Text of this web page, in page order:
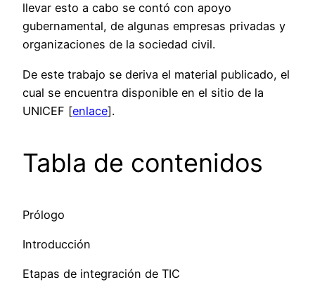
llevar esto a cabo se contó con apoyo
gubernamental, de algunas empresas privadas y
organizaciones de la sociedad civil.
De este trabajo se deriva el material publicado, el
cual se encuentra disponible en el sitio de la
UNICEF [enlace].
Tabla de contenidos
Prólogo
Introducción
Etapas de integración de TIC